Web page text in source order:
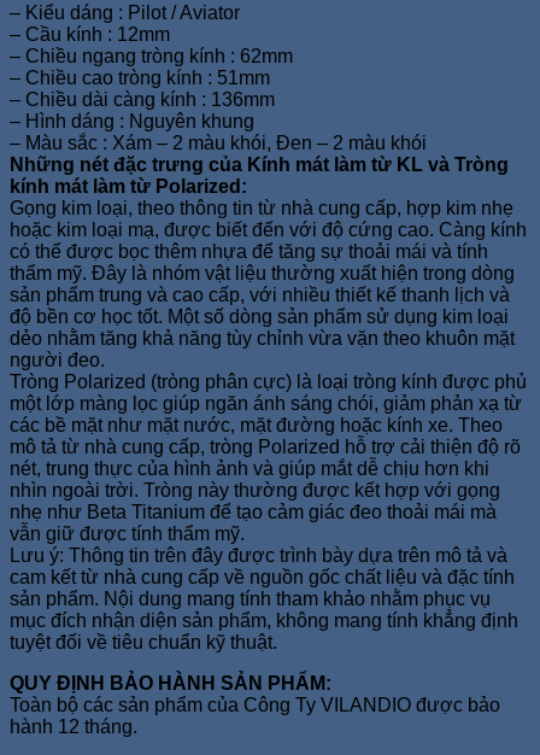
– Kiểu dáng : Pilot / Aviator
– Cầu kính : 12mm
– Chiều ngang tròng kính : 62mm
– Chiều cao tròng kính : 51mm
– Chiều dài càng kính : 136mm
– Hình dáng : Nguyên khung
– Màu sắc : Xám – 2 màu khói, Đen – 2 màu khói
Những nét đặc trưng của Kính mát làm từ KL và Tròng
kính mát làm từ Polarized:
Gọng kim loại, theo thông tin từ nhà cung cấp, hợp kim nhẹ
hoặc kim loại mạ, được biết đến với độ cứng cao. Càng kính
có thể được bọc thêm nhựa để tăng sự thoải mái và tính
thẩm mỹ. Đây là nhóm vật liệu thường xuất hiện trong dòng
sản phẩm trung và cao cấp, với nhiều thiết kế thanh lịch và
độ bền cơ học tốt. Một số dòng sản phẩm sử dụng kim loại
dẻo nhằm tăng khả năng tùy chỉnh vừa vặn theo khuôn mặt
người đeo.
Tròng Polarized (tròng phân cực) là loại tròng kính được phủ
một lớp màng lọc giúp ngăn ánh sáng chói, giảm phản xạ từ
các bề mặt như mặt nước, mặt đường hoặc kính xe. Theo
mô tả từ nhà cung cấp, tròng Polarized hỗ trợ cải thiện độ rõ
nét, trung thực của hình ảnh và giúp mắt dễ chịu hơn khi
nhìn ngoài trời. Tròng này thường được kết hợp với gọng
nhẹ như Beta Titanium để tạo cảm giác đeo thoải mái mà
vẫn giữ được tính thẩm mỹ.
Lưu ý: Thông tin trên đây được trình bày dựa trên mô tả và
cam kết từ nhà cung cấp về nguồn gốc chất liệu và đặc tính
sản phẩm. Nội dung mang tính tham khảo nhằm phục vụ
mục đích nhận diện sản phẩm, không mang tính khẳng định
tuyệt đối về tiêu chuẩn kỹ thuật.
QUY ĐỊNH BẢO HÀNH SẢN PHẨM:
Toàn bộ các sản phẩm của Công Ty VILANDIO được bảo
hành 12 tháng.